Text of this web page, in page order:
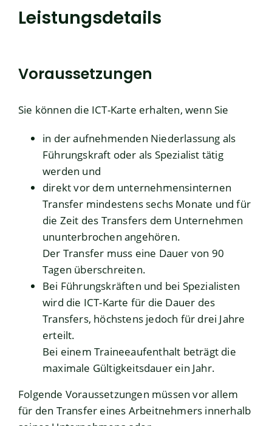
Leistungsdetails
Voraussetzungen
Sie können die ICT-Karte erhalten, wenn Sie
in der aufnehmenden Niederlassung als
Führungskraft oder als Spezialist tätig
werden und
direkt vor dem unternehmensinternen
Transfer mindestens sechs Monate und für
die Zeit des Transfers dem Unternehmen
ununterbrochen angehören.
Der Transfer muss eine Dauer von 90
Tagen überschreiten.
Bei Führungskräften und bei Spezialisten
wird die ICT-Karte für die Dauer des
Transfers, höchstens jedoch für drei Jahre
erteilt.
Bei einem Traineeaufenthalt beträgt die
maximale Gültigkeitsdauer ein Jahr.
Folgende Voraussetzungen müssen vor allem
für den Transfer eines Arbeitnehmers innerhalb